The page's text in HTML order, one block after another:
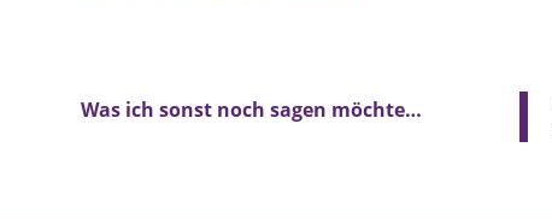
Was ich sonst noch sagen möchte…